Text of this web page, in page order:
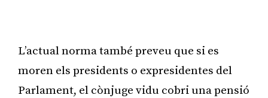
L’actual norma també preveu que si es
moren els presidents o expresidentes del
Parlament, el cònjuge vidu cobri una pensió